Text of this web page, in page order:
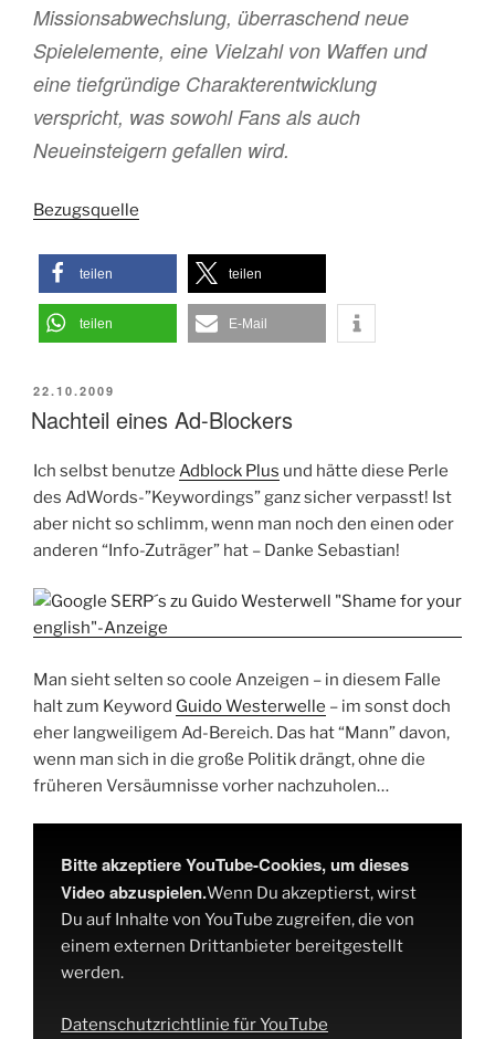
Missionsabwechslung, überraschend neue
Spielelemente, eine Vielzahl von Waffen und
eine tiefgründige Charakterentwicklung
verspricht, was sowohl Fans als auch
Neueinsteigern gefallen wird.
Bezugsquelle
teilen teilen
teilen E-Mail
VERÖFFENTLICHT
AM
22.10.2009
Nachteil eines Ad-Blockers
Ich selbst benutze Adblock Plus und hätte diese Perle
des AdWords-”Keywordings” ganz sicher verpasst! Ist
aber nicht so schlimm, wenn man noch den einen oder
anderen “Info-Zuträger” hat – Danke Sebastian!
Man sieht selten so coole Anzeigen – in diesem Falle
halt zum Keyword Guido Westerwelle – im sonst doch
eher langweiligem Ad-Bereich. Das hat “Mann” davon,
wenn man sich in die große Politik drängt, ohne die
früheren Versäumnisse vorher nachzuholen…
Bitte akzeptiere YouTube-Cookies, um dieses
Video abzuspielen.Wenn Du akzeptierst, wirst
Du auf Inhalte von YouTube zugreifen, die von
einem externen Drittanbieter bereitgestellt
werden.
Datenschutzrichtlinie für YouTube